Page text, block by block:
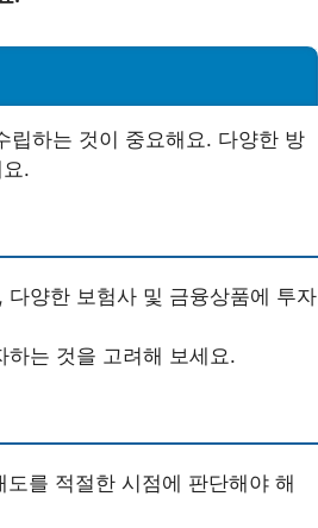
립하는 것이 중요해요. 다양한 방
.
양한 보험사 및 금융상품에 투자
하는 것을 고려해 보세요.
를 적절한 시점에 판단해야 해